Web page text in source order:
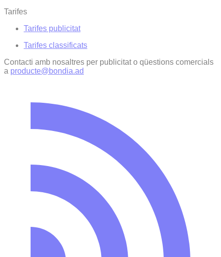
Tarifes
Tarifes publicitat
Tarifes classificats
Contacti amb nosaltres per publicitat o qüestions comercials
a producte@bondia.ad